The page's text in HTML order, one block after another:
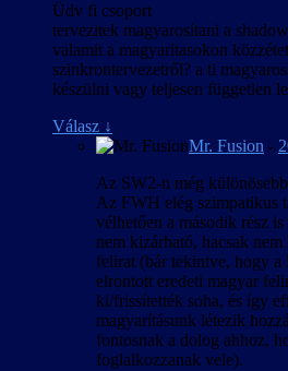
Üdv fi csoport
tervezitek magyarosítani a
valamit a magyaritasokon
szinkrontervezetről? a ti
készülni vagy teljesen független
Válasz ↓
Mr. Fusion -
Az SW2-n még
Az FWH elég szimpatikus
vélhetően a második rész
nem kizárható, hacsak
felirat (bár tekintve, hogy
elrontott eredeti magyar
ki/frissítették soha, és így
magyarításunk létezik
fontosnak a dolog ahhoz,
foglalkozzanak vele).